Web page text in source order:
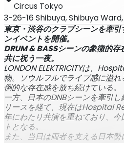
Circus Tokyo
3-26-16 Shibuya, Shibuya
東京・渋谷のクラブシーンを牽
ンイベントを開催。
DRUM & BASSシーンの象徴的
共に祝う一夜。
LONDON ELEKTRICITYは、
物。ソウルフルでライブ感に溢
倒的な存在感を放ち続けている。
一方、日本のDNBシーンを牽引
リースを経て、現在はHospital
年にわたり共演を重ねており、
トとなる。
また、当日は両者を支える日本